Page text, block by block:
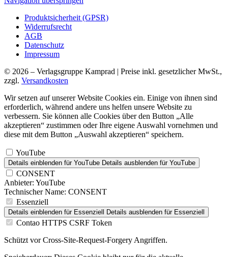
Produktsicherheit (GPSR)
Widerrufsrecht
AGB
Datenschutz
Impressum
© 2026 – Verlagsgruppe Kamprad | Preise inkl. gesetzlicher MwSt.,
zzgl. Versandkosten
Wir setzen auf unserer Website Cookies ein. Einige von ihnen sind
erforderlich, während andere uns helfen unsere Website zu
verbessern. Sie können alle Cookies über den Button „Alle
akzeptieren“ zustimmen oder Ihre eigene Auswahl vornehmen und
diese mit dem Button „Auswahl akzeptieren“ speichern.
YouTube
Details einblenden für YouTube Details ausblenden für YouTube
CONSENT
Anbieter: YouTube
Technischer Name: CONSENT
Essenziell
Details einblenden für Essenziell Details ausblenden für Essenziell
Contao HTTPS CSRF Token
Schützt vor Cross-Site-Request-Forgery Angriffen.